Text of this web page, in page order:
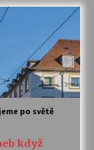
po světě
když